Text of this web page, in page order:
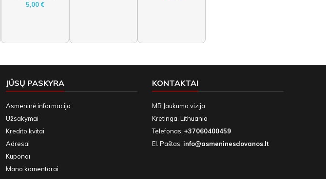
5,00 €
JŪSŲ PASKYRA
Asmeninė informacija
Užsakymai
Kredito kvitai
Adresai
Kuponai
Mano komentarai
KONTAKTAI
MB Jaukumo vizija
Kretinga, Lithuania
Telefonas: +37060400459
El. Paštas: info@asmeninesdovanos.lt